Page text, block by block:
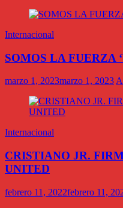
Internacional
SOMOS LA FUERZA
marzo 1, 2023marzo 1, 2023
Internacional
CRISTIANO JR.
UNITED
febrero 11, 2022febrero 11,